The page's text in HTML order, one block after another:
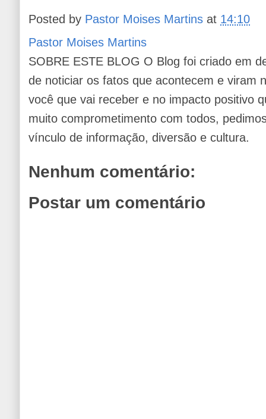
Posted by Pastor Moises Martins at 14:10
Pastor Moises Martins
SOBRE ESTE BLOG O Blog foi criado em
de noticiar os fatos que acontecem e viram
você que vai receber e no impacto positivo
muito comprometimento com todos,
vínculo de informação, diversão e cultura.
Nenhum comentário:
Postar um comentário